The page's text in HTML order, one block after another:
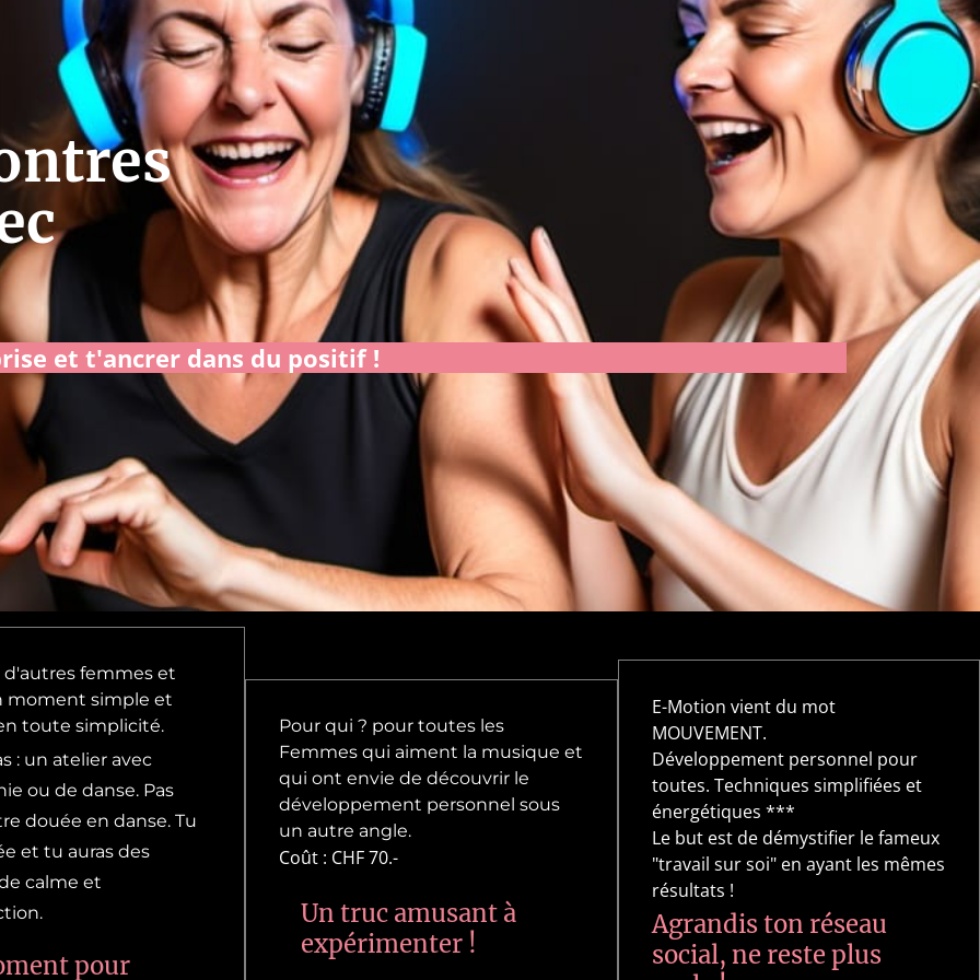
et t'ancrer dans du positif !
femmes et
moment simple et
toute simplicité.
: un atelier avec
ou de danse. Pas
douée en danse. Tu
et tu auras des
calme et
pour
Pour qui ? pour toutes les
Femmes qui aiment la musique et
qui ont envie de découvrir le
développement personnel sous
un autre angle.
Coût : CHF 70.-
Un truc amusant à
expérimenter !
E-Motion vient du mot
MOUVEMENT.
Développement personnel pour
toutes. Techniques simplifiées et
énergétiques ***
Le but est de démystifier le fameux
"travail sur soi" en ayant les mêmes
résultats !
Agrandis ton réseau
social, ne reste plus